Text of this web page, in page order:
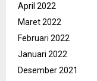
April 2022
Maret 2022
Februari 2022
Januari 2022
Desember 2021